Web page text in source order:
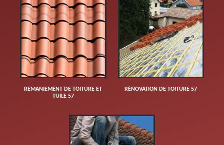
REMANIEMENT DE TOITURE ET
TUILE 57
RÉNOVATION DE TOITURE 57